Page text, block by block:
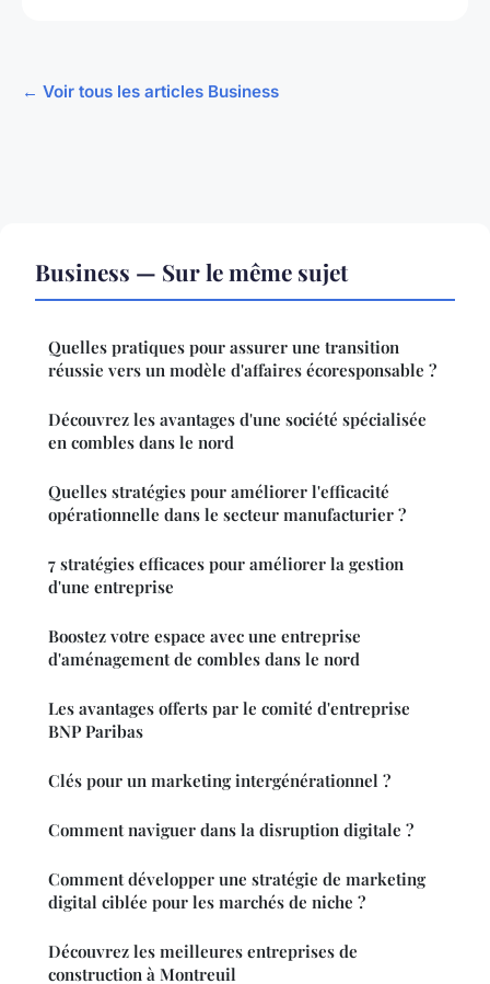
← Voir tous les articles Business
Business — Sur le même sujet
Quelles pratiques pour assurer une transition
réussie vers un modèle d'affaires écoresponsable ?
Découvrez les avantages d'une société spécialisée
en combles dans le nord
Quelles stratégies pour améliorer l'efficacité
opérationnelle dans le secteur manufacturier ?
7 stratégies efficaces pour améliorer la gestion
d'une entreprise
Boostez votre espace avec une entreprise
d'aménagement de combles dans le nord
Les avantages offerts par le comité d'entreprise
BNP Paribas
Clés pour un marketing intergénérationnel ?
Comment naviguer dans la disruption digitale ?
Comment développer une stratégie de marketing
digital ciblée pour les marchés de niche ?
Découvrez les meilleures entreprises de
construction à Montreuil